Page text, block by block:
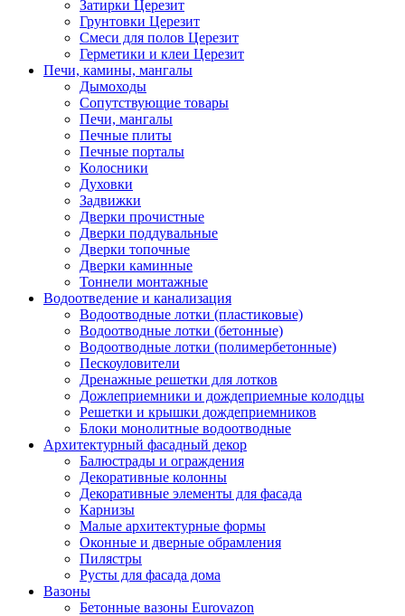
Затирки Церезит
Грунтовки Церезит
Смеси для полов Церезит
Герметики и клеи Церезит
Печи, камины, мангалы
Дымоходы
Сопутствующие товары
Печи, мангалы
Печные плиты
Печные порталы
Колосники
Духовки
Задвижки
Дверки прочистные
Дверки поддувальные
Дверки топочные
Дверки каминные
Тоннели монтажные
Водоотведение и канализация
Водоотводные лотки (пластиковые)
Водоотводные лотки (бетонные)
Водоотводные лотки (полимербетонные)
Пескоуловители
Дренажные решетки для лотков
Дожлеприемники и дождеприемные колодцы
Решетки и крышки дождеприемников
Блоки монолитные водоотводные
Архитектурный фасадный декор
Балюстрады и ограждения
Декоративные колонны
Декоративные элементы для фасада
Карнизы
Малые архитектурные формы
Оконные и дверные обрамления
Пилястры
Русты для фасада дома
Вазоны
Бетонные вазоны Eurovazon